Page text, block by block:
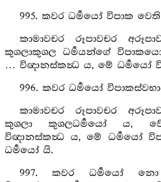
995. කවර ධර්‍මයෝ විපාක
කාමාවචර රූපාවචර
කුශලාකුශල ධර්‍මයන්ගේ
… විඥානස්කන්‍ධ ය, මේ ධර්‍මයෝ
996. කවර ධර්‍මයෝ
කාමාවචර රූපාවචර
කුශලා කුශලධර්‍මයෝ ය,
විඥානස්කන්‍ධ ය, මේ ධර්‍මයෝ
ධර්‍මයෝ යි.
997. කවර ධර්‍මයෝ